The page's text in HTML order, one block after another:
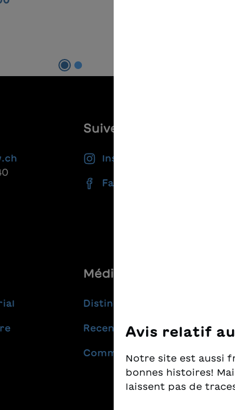
Suivez-nous
Instagram
Facebook
Médias
Distinctions
Recensions
Communiqués de presse
Avis relatif
Notre site est aussi
bonnes histoires!
laissent pas de